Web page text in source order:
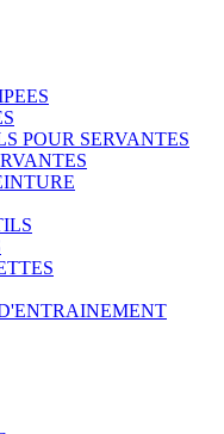
POUR SERVANTES